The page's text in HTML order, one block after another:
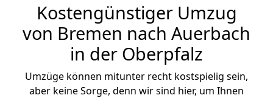
Kostengünstiger Umzug
von Bremen nach Auerbach
in der Oberpfalz
Umzüge können mitunter recht kostspielig sein,
aber keine Sorge, denn wir sind hier, um Ihnen